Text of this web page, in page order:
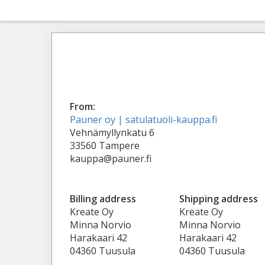
From:
Pauner oy | satulatuoli-kauppa.fi
Vehnämyllynkatu 6
33560 Tampere
kauppa@pauner.fi
Billing address
Kreate Oy
Minna Norvio
Harakaari 42
04360 Tuusula
Shipping address
Kreate Oy
Minna Norvio
Harakaari 42
04360 Tuusula